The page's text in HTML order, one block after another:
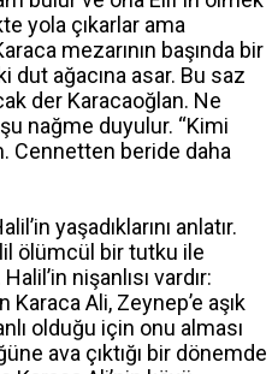
yola çıkarlar ama
mezarının başında bir
dut ağacına asar. Bu saz
der Karacaoğlan. Ne
nağme duyulur. “Kimi
Cennetten beride daha
yaşadıklarını anlatır.
ölümcül bir tutku ile
nişanlısı vardır:
Karaca Ali, Zeynep’e aşık
olduğu için onu alması
ava çıktığı bir dönemde